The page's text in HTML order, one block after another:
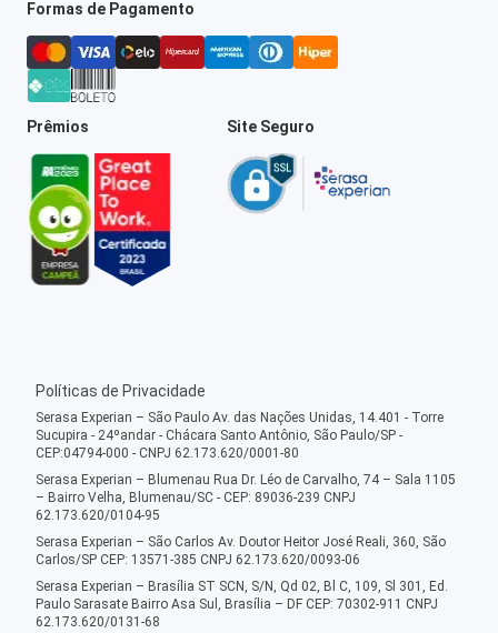
Formas de Pagamento
Prêmios Site Seguro
Políticas de Privacidade
Serasa Experian – São Paulo Av. das Nações Unidas, 14.401 - Torre
Sucupira - 24ºandar - Chácara Santo Antônio, São Paulo/SP -
CEP:04794-000 - CNPJ 62.173.620/0001-80
Serasa Experian – Blumenau Rua Dr. Léo de Carvalho, 74 – Sala 1105
– Bairro Velha, Blumenau/SC - CEP: 89036-239 CNPJ
62.173.620/0104-95
Serasa Experian – São Carlos Av. Doutor Heitor José Reali, 360, São
Carlos/SP CEP: 13571-385 CNPJ 62.173.620/0093-06
Serasa Experian – Brasília ST SCN, S/N, Qd 02, Bl C, 109, Sl 301, Ed.
Paulo Sarasate Bairro Asa Sul, Brasília – DF CEP: 70302-911 CNPJ
62.173.620/0131-68